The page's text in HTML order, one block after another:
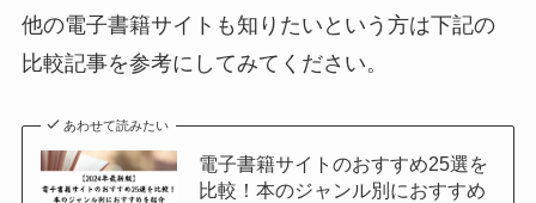
他の電子書籍サイトも知りたいという方は下記の
比較記事を参考にしてみてください。
あわせて読みたい
電子書籍サイトのおすすめ25選を
比較！本のジャンル別におすすめ